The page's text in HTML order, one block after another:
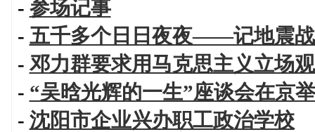
- 参场记事
- 五千多个日日夜夜——记地震
-邓力群要求用马克思主义立场
- “吴晗光辉的一生”座谈会在京
- 沈阳市企业兴办职工政治学校